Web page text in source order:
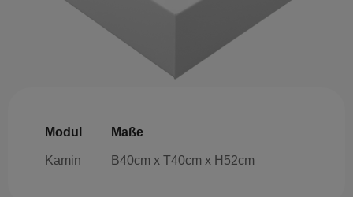
Modul Maße
Kamin B40cm x T40cm x H52cm